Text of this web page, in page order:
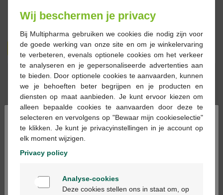
10,81 € 20,45 €
Commander Réserver
En stock en ligne
- + Ajouter au panier
Quantité max. = 12
le jour ouvrable suivant
×
Bienvenue
Wij beschermen je privacy
Bij Multipharma gebruiken we cookies die nodig zijn voor
de goede werking van onze site en om je winkelervaring
te verbeteren, evenals optionele cookies om het verkeer
te analyseren en je gepersonaliseerde advertenties aan
te bieden. Door optionele cookies te aanvaarden, kunnen
we je behoeften beter begrijpen en je producten en
diensten op maat aanbieden. Je kunt ervoor kiezen om
alleen bepaalde cookies te aanvaarden door deze te
selecteren en vervolgens op "Bewaar mijn cookieselectie"
te klikken. Je kunt je privacyinstellingen in je account op
elk moment wijzigen.
Privacy policy
Analyse-cookies
Deze cookies stellen ons in staat om, op